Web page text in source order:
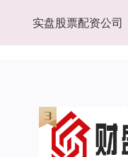
实盘股票配资公司